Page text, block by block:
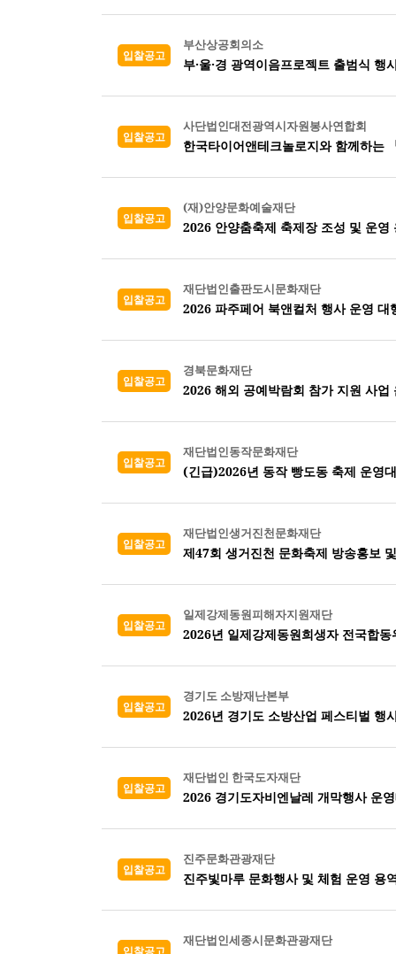
입찰공고
부산상공회의소
부·울·경 광역이음프로젝트 출범식 행
입찰공고
사단법인대전광역시자원봉사연합회
한국타이어앤테크놀로지와 함께하는
입찰공고
(재)안양문화예술재단
2026 안양춤축제 축제장 조성 및 운영
입찰공고
재단법인출판도시문화재단
2026 파주페어 북앤컬처 행사 운영 대
입찰공고
경북문화재단
2026 해외 공예박람회 참가 지원 사업
입찰공고
재단법인동작문화재단
(긴급)2026년 동작 빵도동 축제 운영
입찰공고
재단법인생거진천문화재단
제47회 생거진천 문화축제 방송홍보
입찰공고
일제강제동원피해자지원재단
2026년 일제강제동원희생자 전국합
입찰공고
경기도 소방재난본부
2026년 경기도 소방산업 페스티벌 행
입찰공고
재단법인 한국도자재단
2026 경기도자비엔날레 개막행사 운
입찰공고
진주문화관광재단
진주빛마루 문화행사 및 체험 운영 용
입찰공고
재단법인세종시문화관광재단